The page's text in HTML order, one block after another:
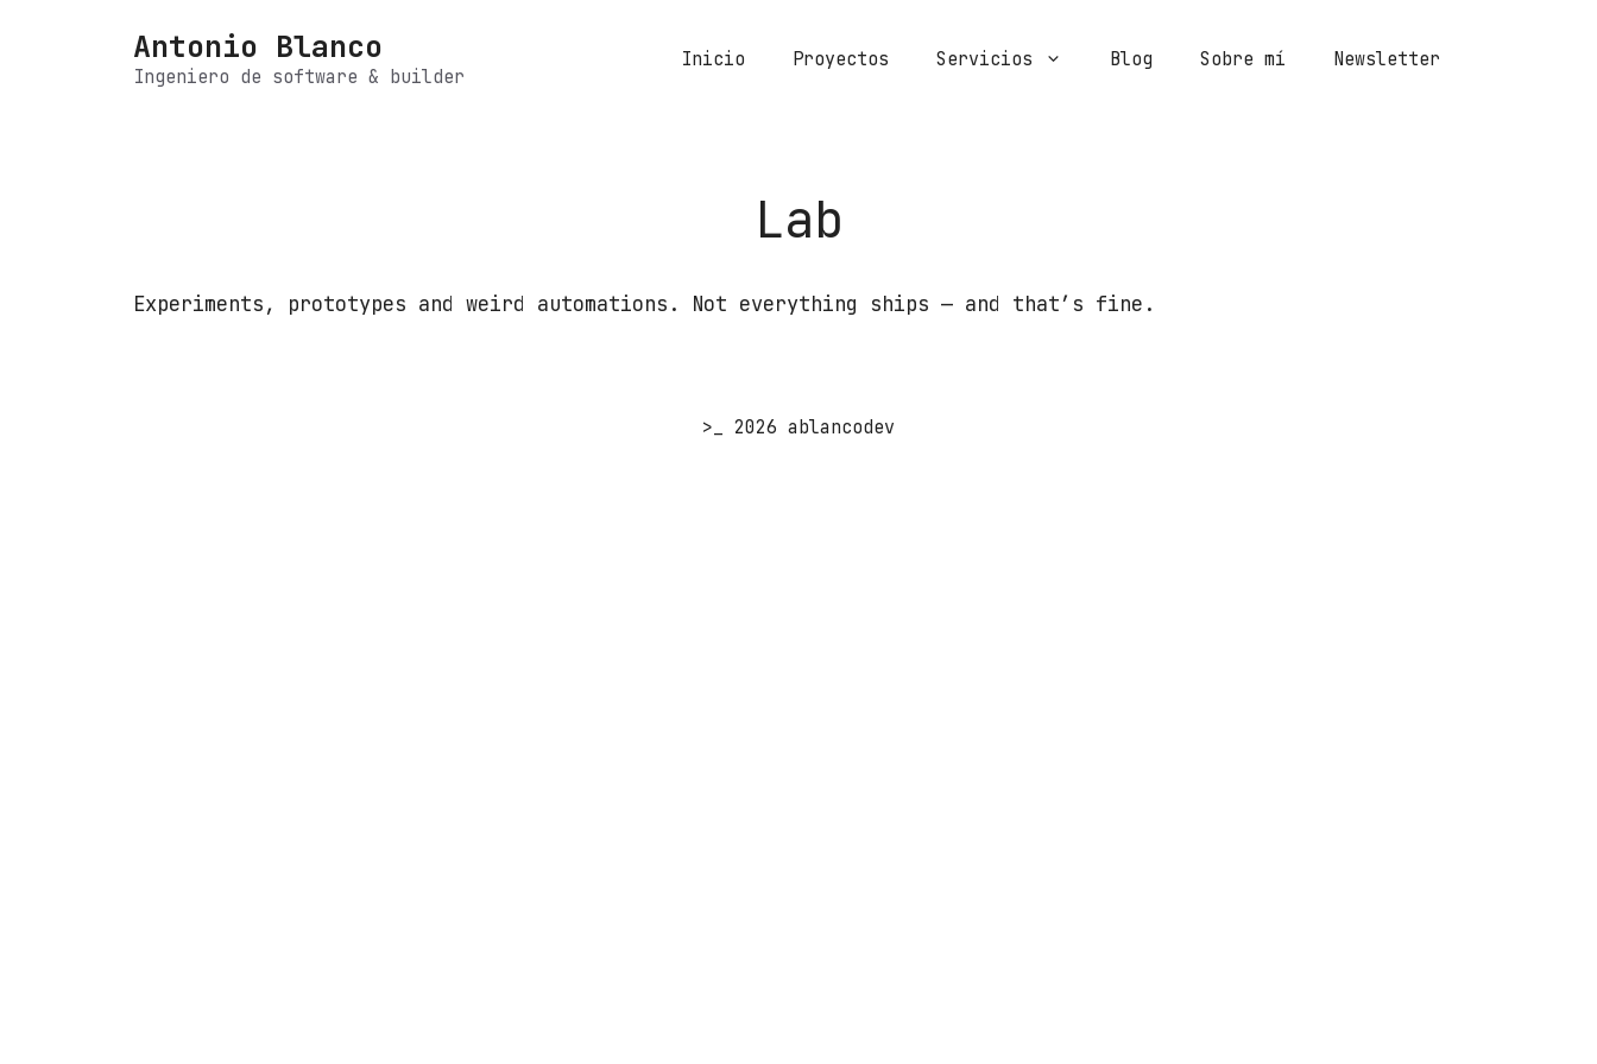
Antonio Blanco
Ingeniero de software & builder
Inicio Proyectos Servicios Blog Sobre mí Newsletter
Lab
Experiments, prototypes and weird automations. Not everything ships — and that’s fine.
>_ 2026 ablancodev